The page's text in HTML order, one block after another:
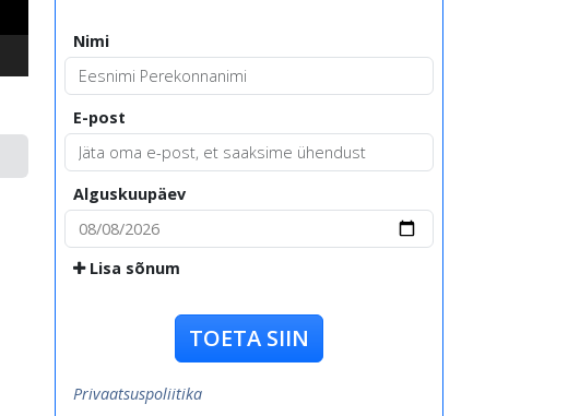
Nimi
E-post
Alguskuupäev
Lisa sõnum
TOETA SIIN
Privaatsuspoliitika